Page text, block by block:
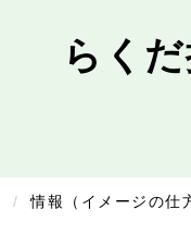
らく
情報（イメージの